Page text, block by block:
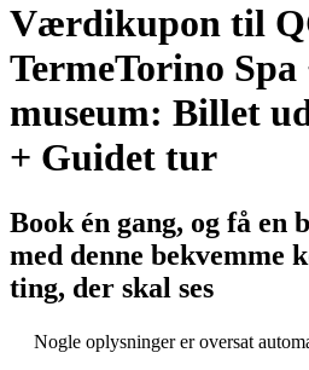
Værdikupon til
TermeTorino
museum: Billet
+ Guidet tur
Book én gang, og få en
med denne bekvemme
ting, der skal ses
Nogle oplysninger er oversat